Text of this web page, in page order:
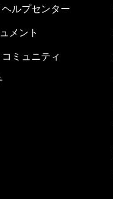
ルプセンター
メント
ミュニティ